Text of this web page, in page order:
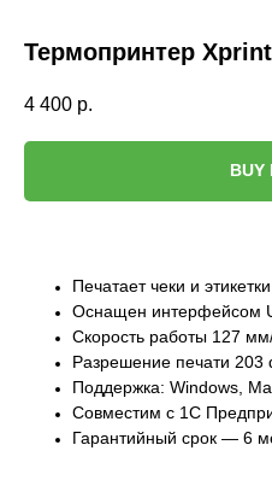
Термопринтер
4 400 р.
BUY
Печатает чеки и
Оснащен интерфейсом
Скорость работы 127
Разрешение печати 203
Поддержка: Windows,
Совместим с 1С
Гарантийный срок — 6